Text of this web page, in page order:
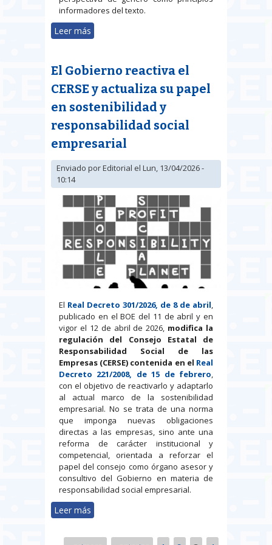
informadores del texto.
Leer más
acceso a la residencia y al trabajo
El Gobierno reactiva el
CERSE y actualiza su papel
en sostenibilidad y
responsabilidad social
empresarial
Enviado porEditorial el Lun, 13/04/2026 -
10:14
El Real Decreto 301/2026, de 8 de abril,
publicado en el BOE del 11 de abril y en
vigor el 12 de abril de 2026, modifica la
regulación del Consejo Estatal de
Responsabilidad Social de las
Empresas (CERSE) contenida en el Real
Decreto 221/2008, de 15 de febrero,
con el objetivo de reactivarlo y adaptarlo
al actual marco de la sostenibilidad
empresarial. No se trata de una norma
que imponga nuevas obligaciones
directas a las empresas, sino ante una
reforma de carácter institucional y
competencial, orientada a reforzar el
papel del consejo como órgano asesor y
consultivo del Gobierno en materia de
responsabilidad social empresarial.
Leer más
sostenibilidad y responsabilidad